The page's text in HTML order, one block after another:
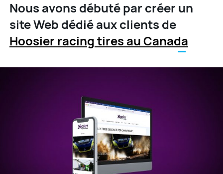
Nous avons débuté par créer un
site Web dédié aux clients de
Hoosier racing tires au Canada